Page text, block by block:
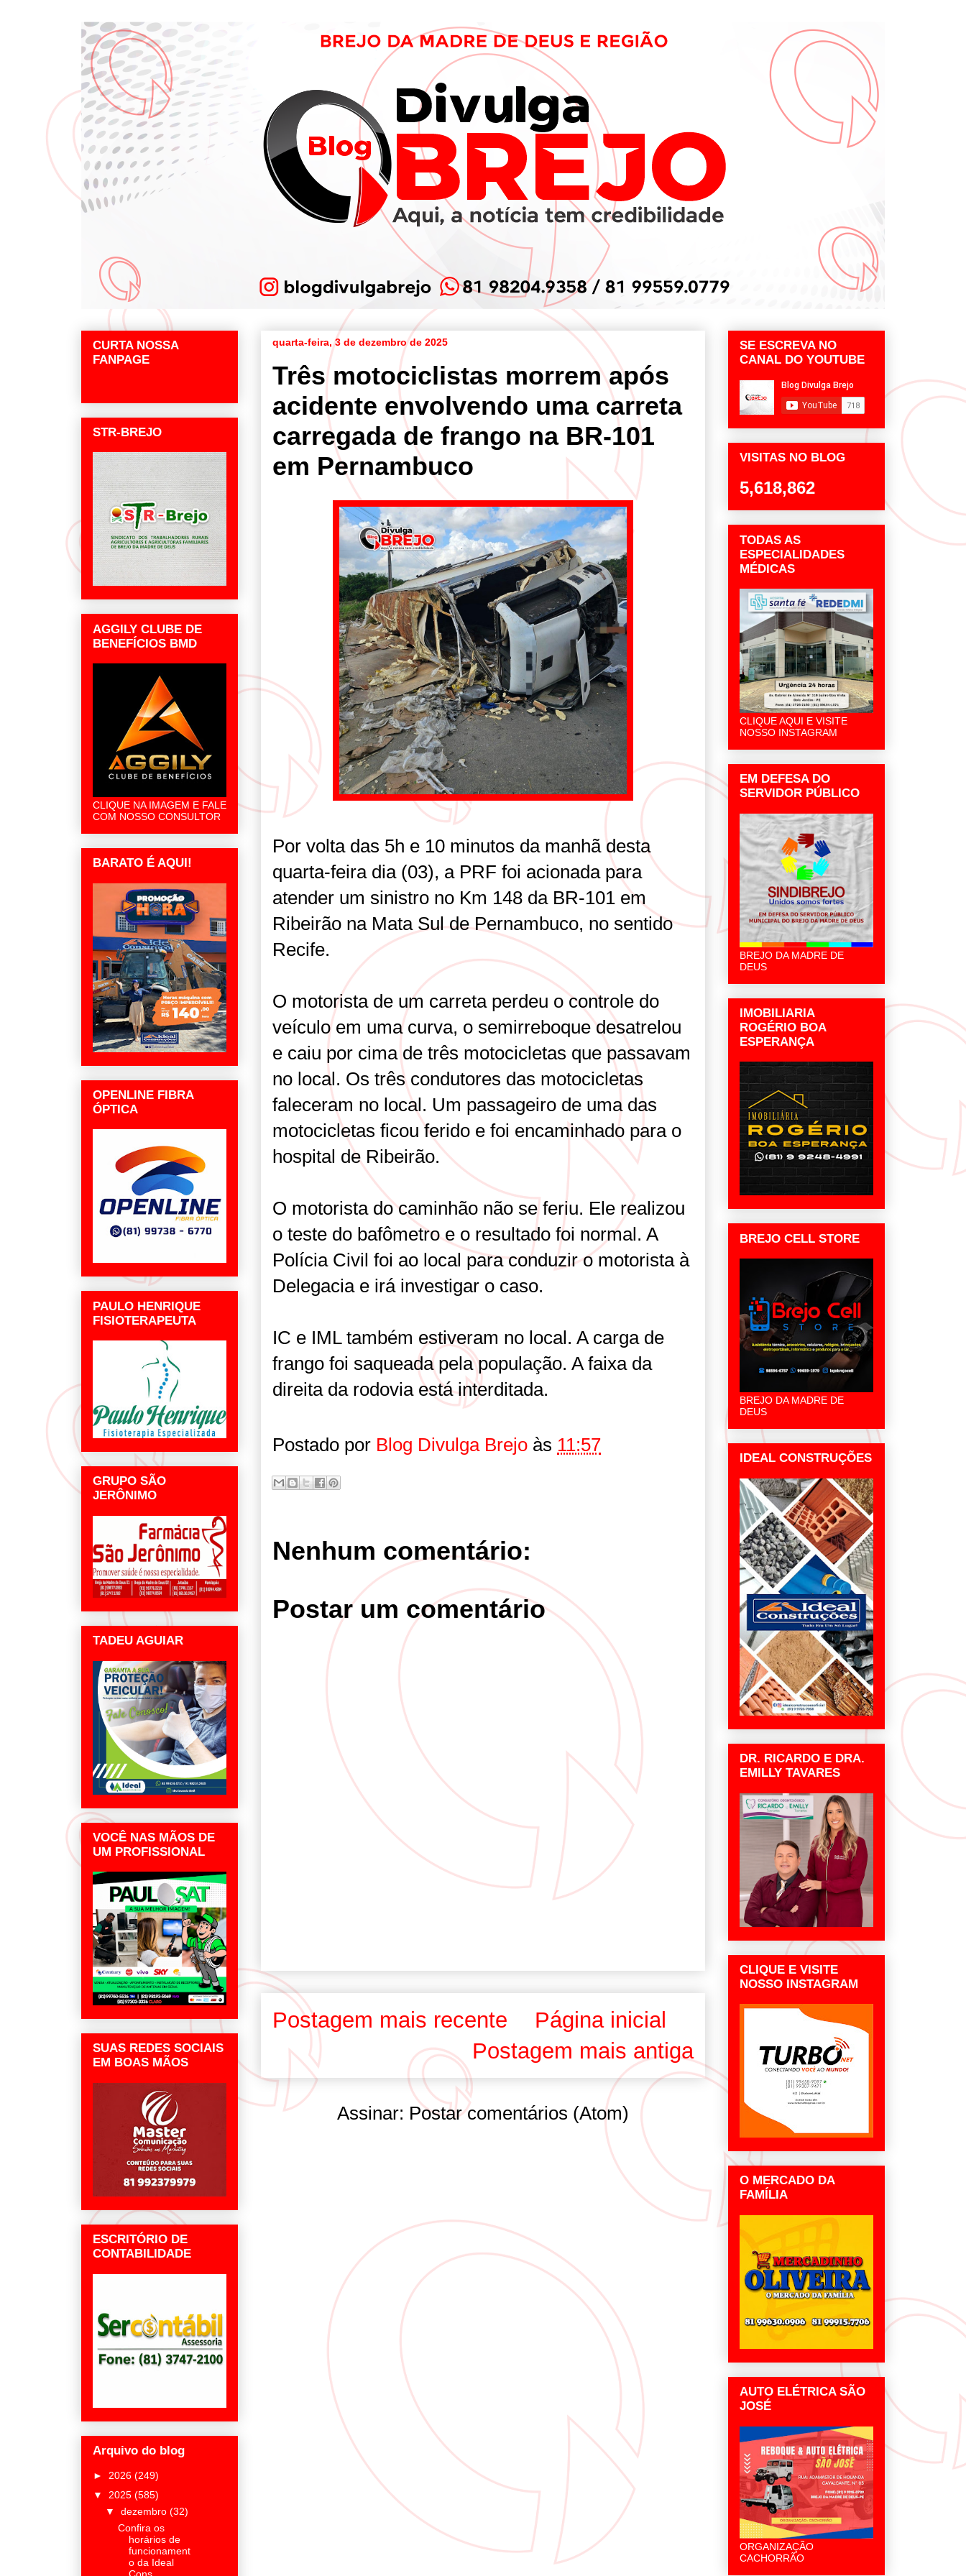
quarta-feira, 3 de dezembro de 2025
Três motociclistas morrem após
acidente envolvendo uma carreta
carregada de frango na BR-101
em Pernambuco
Por volta das 5h e 10 minutos da manhã desta
quarta-feira dia (03), a PRF foi acionada para
atender um sinistro no Km 148 da BR-101 em
Ribeirão na Mata Sul de Pernambuco, no sentido
Recife.
O motorista de um carreta perdeu o controle do
veículo em uma curva, o semirreboque desatrelou
e caiu por cima de três motocicletas que passavam
no local. Os três condutores das motocicletas
faleceram no local. Um passageiro de uma das
motocicletas ficou ferido e foi encaminhado para o
hospital de Ribeirão.
O motorista do caminhão não se feriu. Ele realizou
o teste do bafômetro e o resultado foi normal. A
Polícia Civil foi ao local para conduzir o motorista à
Delegacia e irá investigar o caso.
IC e IML também estiveram no local. A carga de
frango foi saqueada pela população. A faixa da
direita da rodovia está interditada.
Postado por Blog Divulga Brejo às 11:57
Nenhum comentário:
Postar um comentário
Postagem mais recente
Postagem mais antiga
Página inicial
Assinar: Postar comentários (Atom)
CURTA NOSSA
FANPAGE
STR-BREJO
AGGILY CLUBE DE
BENEFÍCIOS BMD
CLIQUE NA IMAGEM E FALE
COM NOSSO CONSULTOR
BARATO É AQUI!
OPENLINE FIBRA
ÓPTICA
PAULO HENRIQUE
FISIOTERAPEUTA
GRUPO SÃO
JERÔNIMO
TADEU AGUIAR
VOCÊ NAS MÃOS DE
UM PROFISSIONAL
SUAS REDES SOCIAIS
EM BOAS MÃOS
ESCRITÓRIO DE
CONTABILIDADE
Arquivo do blog
► 2026 (249)
▼ 2025 (585)
▼ dezembro (32)
Confira os
horários de
funcionament
o da Ideal
Cons...
SE ESCREVA NO
CANAL DO YOUTUBE
VISITAS NO BLOG
5,618,862
TODAS AS
ESPECIALIDADES
MÉDICAS
CLIQUE AQUI E VISITE
NOSSO INSTAGRAM
EM DEFESA DO
SERVIDOR PÚBLICO
BREJO DA MADRE DE
DEUS
IMOBILIARIA
ROGÉRIO BOA
ESPERANÇA
BREJO CELL STORE
BREJO DA MADRE DE
DEUS
IDEAL CONSTRUÇÕES
DR. RICARDO E DRA.
EMILLY TAVARES
CLIQUE E VISITE
NOSSO INSTAGRAM
O MERCADO DA
FAMÍLIA
AUTO ELÉTRICA SÃO
JOSÉ
ORGANIZAÇÃO
CACHORRÃO